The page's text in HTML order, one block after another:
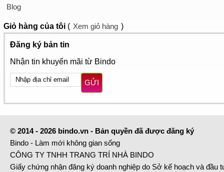
Blog
Giỏ hàng của tôi ( Xem giỏ hàng )
Đăng ký bản tin
Nhận tin khuyến mãi từ Bindo
GỬI
© 2014 - 2026 bindo.vn - Bản quyền đã được đăng ký
Bindo - Làm mới không gian sống
CÔNG TY TNHH TRANG TRÍ NHÀ BINDO
Giấy chứng nhận đăng ký doanh nghiệp do Sở kế hoạch và đầu